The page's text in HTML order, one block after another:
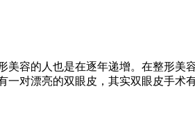
容的人也是在逐年递增。在整形
对漂亮的双眼皮，其实双眼皮手